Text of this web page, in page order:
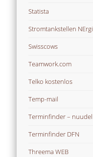
Statista
Stromtankstellen
Swisscows
Teamwork.com
Telko kostenlos
Temp-mail
Terminfinder – nuudel
Terminfinder DFN
Threema WEB